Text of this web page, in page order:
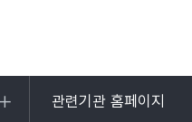
관련기관 홈페이지
목록